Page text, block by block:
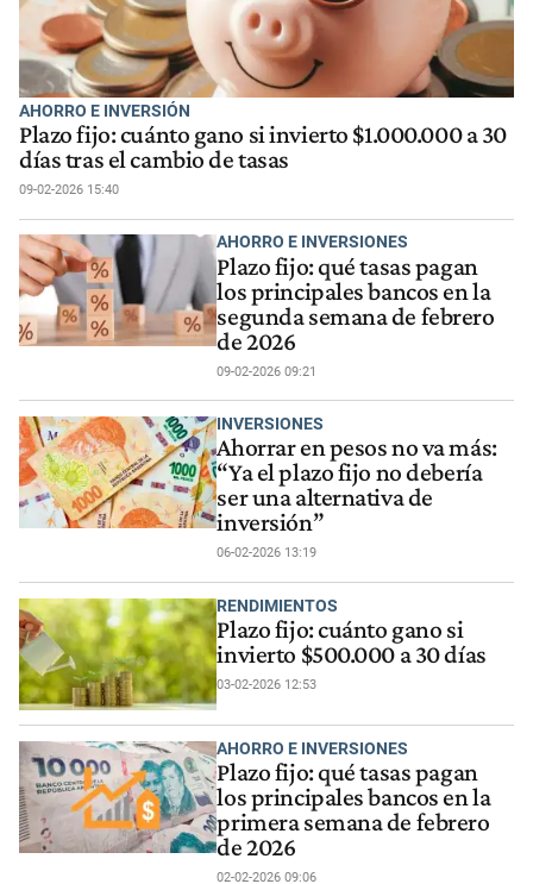
AHORRO E INVERSIÓN
Plazo fijo: cuánto gano si invierto $1.000.000 a 30
días tras el cambio de tasas
09-02-2026 15:40
AHORRO E INVERSIONES
Plazo fijo: qué tasas pagan
los principales bancos en la
segunda semana de febrero
de 2026
09-02-2026 09:21
INVERSIONES
Ahorrar en pesos no va más:
“Ya el plazo fijo no debería
ser una alternativa de
inversión”
06-02-2026 13:19
RENDIMIENTOS
Plazo fijo: cuánto gano si
invierto $500.000 a 30 días
03-02-2026 12:53
AHORRO E INVERSIONES
Plazo fijo: qué tasas pagan
los principales bancos en la
primera semana de febrero
de 2026
02-02-2026 09:06